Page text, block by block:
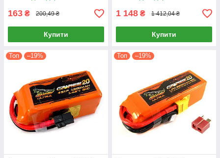
163 ₴ 200,49 ₴
Купити
1 148 ₴ 1 412,04 ₴
Купити
Топ –19% Топ –19%